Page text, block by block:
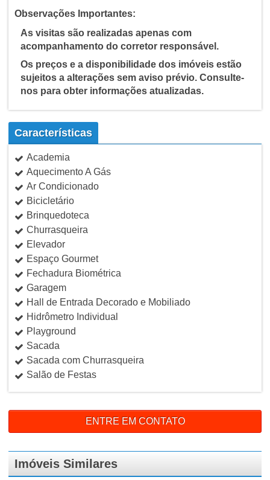
Observações Importantes:
As visitas são realizadas apenas com
acompanhamento do corretor responsável.
Os preços e a disponibilidade dos imóveis estão
sujeitos a alterações sem aviso prévio. Consulte-
nos para obter informações atualizadas.
Características
Academia
Aquecimento A Gás
Ar Condicionado
Bicicletário
Brinquedoteca
Churrasqueira
Elevador
Espaço Gourmet
Fechadura Biométrica
Garagem
Hall de Entrada Decorado e Mobiliado
Hidrômetro Individual
Playground
Sacada
Sacada com Churrasqueira
Salão de Festas
ENTRE EM CONTATO
Imóveis Similares